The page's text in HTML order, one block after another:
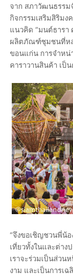
จาก สภาวัฒนธรรม
กิจกรรมเสริมสิริมง
แนวคิด “มนต์ธารา
ผลิตภัณฑ์ชุมชนที่หล
ขอนแก่น การจำหน่
คาราวานสินค้า เป็
“จึงขอเชิญชวนพี่น้
เที่ยวทั้งในและต่าง
เราจะร่วมเป็นส่ว
งาม และเป็นการเ